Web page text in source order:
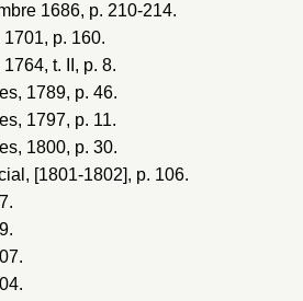
1686, p. 210-214.
1701, p. 160.
1764, t. II, p. 8.
1789, p. 46.
1797, p. 11.
1800, p. 30.
[1801-1802], p. 106.